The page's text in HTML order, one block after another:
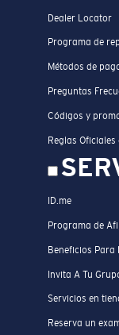
Dealer Locator
Programa de
Métodos de
Preguntas
Códigos y
Reglas Oficiales
ID.me
Programa de
Beneficios Para
Invita A Tu
Servicios en
Reserva un